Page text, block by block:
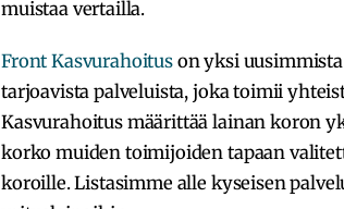
muistaa vertailla.
Front Kasvurahoituson yksi
tarjoavista palveluista, joka toimii
Kasvurahoitus määrittää lainan koron
korko muiden toimijoiden tapaan
koroille. Listasimme alle kyseisen